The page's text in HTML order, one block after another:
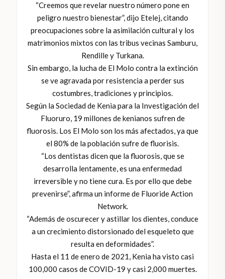
“Creemos que revelar nuestro número pone en
peligro nuestro bienestar”, dijo Etelej, citando
preocupaciones sobre la asimilación cultural y los
matrimonios mixtos con las tribus vecinas Samburu,
Rendille y Turkana.
Sin embargo, la lucha de El Molo contra la extinción
se ve agravada por resistencia a perder sus
costumbres, tradiciones y principios.
Según la Sociedad de Kenia para la Investigación del
Fluoruro, 19 millones de kenianos sufren de
fluorosis. Los El Molo son los más afectados, ya que
el 80% de la población sufre de fluorisis.
“Los dentistas dicen que la fluorosis, que se
desarrolla lentamente, es una enfermedad
irreversible y no tiene cura. Es por ello que debe
prevenirse”, afirma un informe de Fluoride Action
Network.
“Además de oscurecer y astillar los dientes, conduce
a un crecimiento distorsionado del esqueleto que
resulta en deformidades”.
Hasta el 11 de enero de 2021, Kenia ha visto casi
100,000 casos de COVID-19 y casi 2,000 muertes.